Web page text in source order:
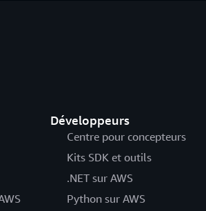
Développeurs
Centre pour concepteurs
Kits SDK et outils
.NET sur AWS
Python sur AWS